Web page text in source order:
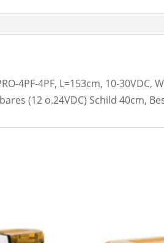
4PF-4PF, L=153cm, 10-
(12 o.24VDC) Schild 40cm,